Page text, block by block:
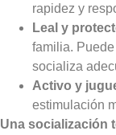
rapidez y
Leal y
familia.
socializa
Activo y
estimulación
Una socialización